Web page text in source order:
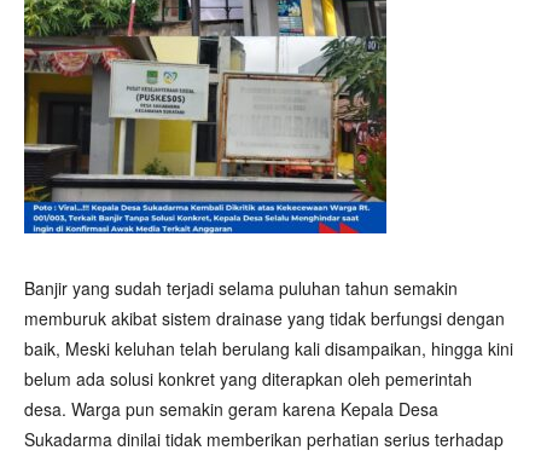
Banjir yang sudah terjadi selama puluhan tahun semakin
memburuk akibat sistem drainase yang tidak berfungsi dengan
baik, Meski keluhan telah berulang kali disampaikan, hingga kini
belum ada solusi konkret yang diterapkan oleh pemerintah
desa. Warga pun semakin geram karena Kepala Desa
Sukadarma dinilai tidak memberikan perhatian serius terhadap